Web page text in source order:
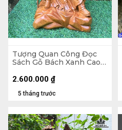
Tượng Quan Công Đọc
Sách Gỗ Bách Xanh Cao
5 tháng trước
2.600.000 ₫